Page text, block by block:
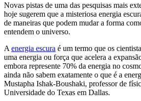
Novas pistas de uma das pesquisas mais
hoje sugerem que a misteriosa energia
de maneiras que podem mudar a forma
entendem o universo.
A energia escura é um termo que os
uma energia ou força que acelera a
embora represente 70% da energia no
ainda não sabem exatamente o que é a
Mustapha Ishak-Boushaki, professor de
Universidade do Texas em Dallas.